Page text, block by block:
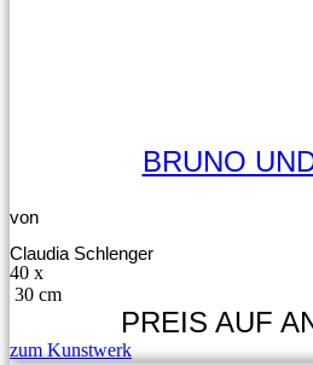
BRUNO
von
Claudia Schlenger
40 x
30 cm
PREIS AUF
zum Kunstwerk